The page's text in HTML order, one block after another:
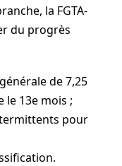
la FGTA-
du progrès
de 7,25
le 13e mois ;
pour